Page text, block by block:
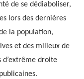
de se dédiaboliser,
lors des dernières
la population,
et des milieux de
d’extrême droite